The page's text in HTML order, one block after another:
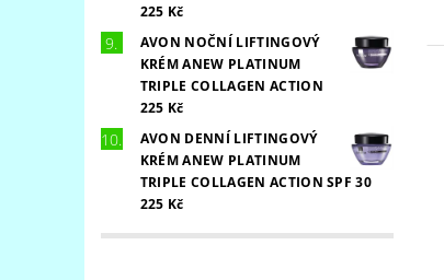
225 Kč
AVON NOČNÍ LIFTINGOVÝ
KRÉM ANEW PLATINUM
TRIPLE COLLAGEN ACTION
225 Kč
AVON DENNÍ LIFTINGOVÝ
KRÉM ANEW PLATINUM
TRIPLE COLLAGEN ACTION SPF 30
225 Kč